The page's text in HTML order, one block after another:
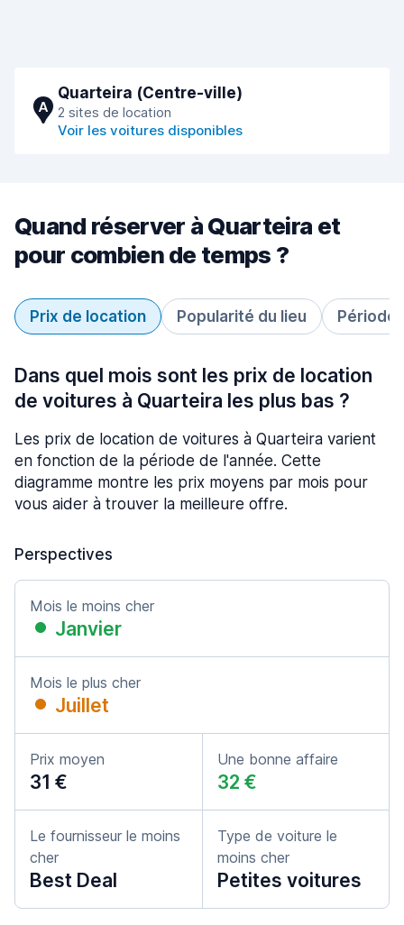
A
Quarteira (Сentre-ville)
2 sites de location
Voir les voitures disponibles
Quand réserver à Quarteira et
pour combien de temps ?
Prix de location Popularité du lieu Période
Dans quel mois sont les prix de location
de voitures à Quarteira les plus bas ?
Les prix de location de voitures à Quarteira varient
en fonction de la période de l'année. Cette
diagramme montre les prix moyens par mois pour
vous aider à trouver la meilleure offre.
Perspectives
Mois le moins cher
Janvier
Mois le plus cher
Juillet
Prix moyen
31 €
Une bonne affaire
32 €
Le fournisseur le moins
cher
Best Deal
Type de voiture le
moins cher
Petites voitures